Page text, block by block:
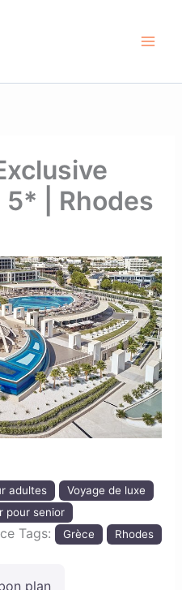
5* | Rhodes
Next
adultes
Voyage de luxe
pour senior
Tags: Grèce Rhodes
plan